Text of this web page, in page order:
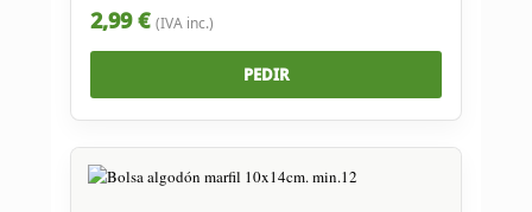
2,99 € (IVA inc.)
PEDIR